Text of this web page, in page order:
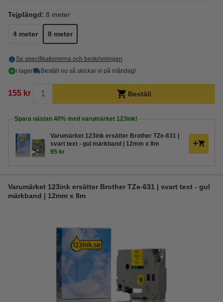
Tejplängd: 8 meter
4 meter 8 meter
Se specifikationerna och beskrivningen
i lager
Beställ nu så skickar vi på måndag!
155 kr Beställ
Spara nästan 40% med varumärket 123ink!
Varumärket 123ink ersätter Brother TZe-631 |
svart text - gul märkband | 12mm x 8m
95 kr
Varumärket 123ink ersätter Brother TZe-631 | svart text - gul
märkband | 12mm x 8m